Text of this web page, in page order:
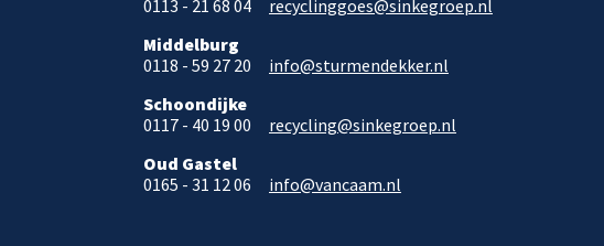
0113 - 21 68 04
recyclinggoes@sinkegroep.nl
Middelburg
0118 - 59 27 20
info@sturmendekker.nl
Schoondijke
0117 - 40 19 00
recycling@sinkegroep.nl
Oud Gastel
0165 - 31 12 06
info@vancaam.nl